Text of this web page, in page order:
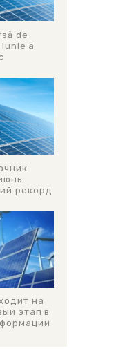
de
a
рекорд
на
этап в